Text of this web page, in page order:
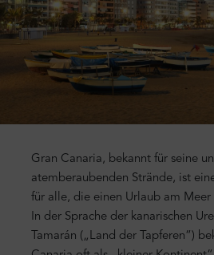
Gran Canaria, bekannt für seine
atemberaubenden Strände, ist
für alle, die einen Urlaub am
In der Sprache der kanarischen
Tamarán („Land der Tapferen“)